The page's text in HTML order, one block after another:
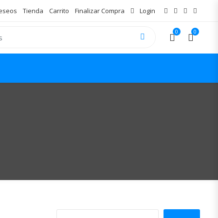
Tienda Carrito Finalizar Compra Login
0 0